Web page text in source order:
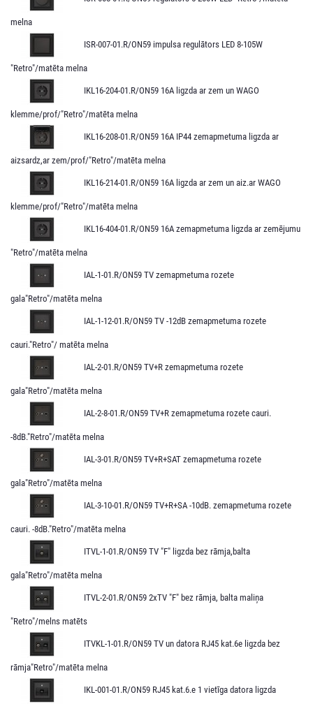
melna
ISR-007-01.R/ON59 impulsa regulātors LED 8-105W
"Retro"/matēta melna
IKL16-204-01.R/ON59 16A ligzda ar zem un WAGO
klemme/prof/"Retro"/matēta melna
IKL16-208-01.R/ON59 16A IP44 zemapmetuma ligzda ar
aizsardz,ar zem/prof/"Retro"/matēta melna
IKL16-214-01.R/ON59 16A ligzda ar zem un aiz.ar WAGO
klemme/prof/"Retro"/matēta melna
IKL16-404-01.R/ON59 16A zemapmetuma ligzda ar zemējumu
"Retro"/matēta melna
IAL-1-01.R/ON59 TV zemapmetuma rozete
gala"Retro"/matēta melna
IAL-1-12-01.R/ON59 TV -12dB zemapmetuma rozete
cauri."Retro"/ matēta melna
IAL-2-01.R/ON59 TV+R zemapmetuma rozete
gala"Retro"/matēta melna
IAL-2-8-01.R/ON59 TV+R zemapmetuma rozete cauri.
-8dB."Retro"/matēta melna
IAL-3-01.R/ON59 TV+R+SAT zemapmetuma rozete
gala"Retro"/matēta melna
IAL-3-10-01.R/ON59 TV+R+SA -10dB. zemapmetuma rozete
cauri. -8dB."Retro"/matēta melna
ITVL-1-01.R/ON59 TV "F" ligzda bez rāmja,balta
gala"Retro"/matēta melna
ITVL-2-01.R/ON59 2xTV "F" bez rāmja, balta maliņa
"Retro"/melns matēts
ITVKL-1-01.R/ON59 TV un datora RJ45 kat.6e ligzda bez
rāmja"Retro"/matēta melna
IKL-001-01.R/ON59 RJ45 kat.6.e 1 vietīga datora ligzda